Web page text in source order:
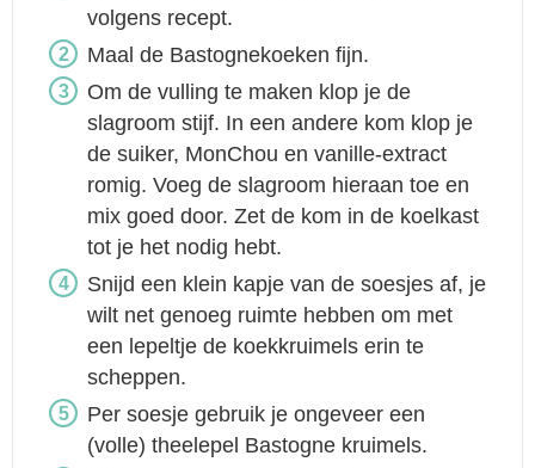
volgens recept.
Maal de Bastognekoeken fijn.
Om de vulling te maken klop je de
slagroom stijf. In een andere kom klop je
de suiker, MonChou en vanille-extract
romig. Voeg de slagroom hieraan toe en
mix goed door. Zet de kom in de koelkast
tot je het nodig hebt.
Snijd een klein kapje van de soesjes af, je
wilt net genoeg ruimte hebben om met
een lepeltje de koekkruimels erin te
scheppen.
Per soesje gebruik je ongeveer een
(volle) theelepel Bastogne kruimels.